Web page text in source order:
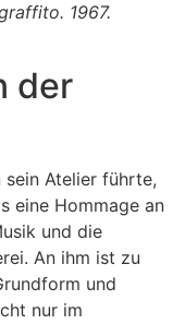
1967.
der
Atelier führte,
eine Hommage an
und die
An ihm ist zu
und
nur im